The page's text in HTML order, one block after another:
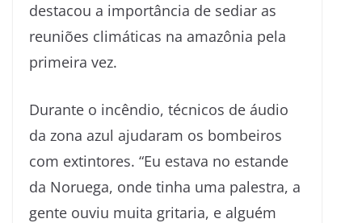
destacou a importância de sediar as
reuniões climáticas na amazônia pela
primeira vez.
Durante o incêndio, técnicos de áudio
da zona azul ajudaram os bombeiros
com extintores. “Eu estava no estande
da Noruega, onde tinha uma palestra, a
gente ouviu muita gritaria, e alguém